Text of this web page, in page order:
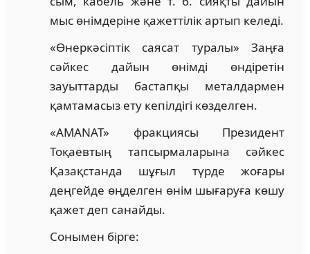
мыс өнімдеріне қажеттілік артып келеді.
«Өнеркәсіптік саясат туралы» Заңға
сәйкес дайын өнімді өндіретін
зауыттарды бастапқы металдармен
қамтамасыз ету кепілдігі көзделген.
«AMANAT» фракциясы Президент
Тоқаевтың тапсырмаларына сәйкес
Қазақстанда шұғыл түрде жоғары
деңгейде өңделген өнім шығаруға көшу
қажет деп санайды.
Сонымен бірге: